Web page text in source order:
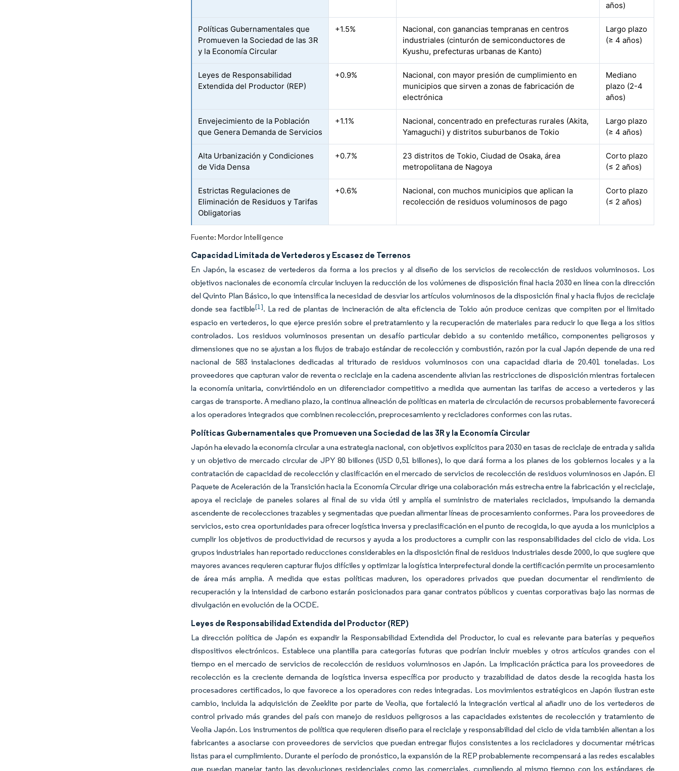
años)
Políticas Gubernamentales que
Promueven la Sociedad de las 3R
y la Economía Circular
+1.5%
Nacional, con ganancias tempranas en centros
industriales (cinturón de semiconductores de
Kyushu, prefecturas urbanas de Kanto)
Largo plazo
(≥ 4 años)
Leyes de Responsabilidad
Extendida del Productor (REP)
+0.9%
Nacional, con mayor presión de cumplimiento en
municipios que sirven a zonas de fabricación de
electrónica
Mediano
plazo (2-4
años)
Envejecimiento de la Población
que Genera Demanda de Servicios
+1.1%
Nacional, concentrado en prefecturas rurales (Akita,
Yamaguchi) y distritos suburbanos de Tokio
Largo plazo
(≥ 4 años)
Alta Urbanización y Condiciones
de Vida Densa
+0.7%
23 distritos de Tokio, Ciudad de Osaka, área
metropolitana de Nagoya
Corto plazo
(≤ 2 años)
Estrictas Regulaciones de
Eliminación de Residuos y Tarifas
Obligatorias
+0.6%
Nacional, con muchos municipios que aplican la
recolección de residuos voluminosos de pago
Corto plazo
(≤ 2 años)
Fuente: Mordor Intelligence
Capacidad Limitada de Vertederos y Escasez de Terrenos
En Japón, la escasez de vertederos da forma a los precios y al diseño de los servicios de recolección de residuos voluminosos. Los
objetivos nacionales de economía circular incluyen la reducción de los volúmenes de disposición final hacia 2030 en línea con la dirección
del Quinto Plan Básico, lo que intensifica la necesidad de desviar los artículos voluminosos de la disposición final y hacia flujos de reciclaje
donde sea factible[1]. La red de plantas de incineración de alta eficiencia de Tokio aún produce cenizas que compiten por el limitado
espacio en vertederos, lo que ejerce presión sobre el pretratamiento y la recuperación de materiales para reducir lo que llega a los sitios
controlados. Los residuos voluminosos presentan un desafío particular debido a su contenido metálico, componentes peligrosos y
dimensiones que no se ajustan a los flujos de trabajo estándar de recolección y combustión, razón por la cual Japón depende de una red
nacional de 583 instalaciones dedicadas al triturado de residuos voluminosos con una capacidad diaria de 20.401 toneladas. Los
proveedores que capturan valor de reventa o reciclaje en la cadena ascendente alivian las restricciones de disposición mientras fortalecen
la economía unitaria, convirtiéndolo en un diferenciador competitivo a medida que aumentan las tarifas de acceso a vertederos y las
cargas de transporte. A mediano plazo, la continua alineación de políticas en materia de circulación de recursos probablemente favorecerá
a los operadores integrados que combinen recolección, preprocesamiento y recicladores conformes con las rutas.
Políticas Gubernamentales que Promueven una Sociedad de las 3R y la Economía Circular
Japón ha elevado la economía circular a una estrategia nacional, con objetivos explícitos para 2030 en tasas de reciclaje de entrada y salida
y un objetivo de mercado circular de JPY 80 billones (USD 0,51 billones), lo que dará forma a los planes de los gobiernos locales y a la
contratación de capacidad de recolección y clasificación en el mercado de servicios de recolección de residuos voluminosos en Japón. El
Paquete de Aceleración de la Transición hacia la Economía Circular dirige una colaboración más estrecha entre la fabricación y el reciclaje,
apoya el reciclaje de paneles solares al final de su vida útil y amplía el suministro de materiales reciclados, impulsando la demanda
ascendente de recolecciones trazables y segmentadas que puedan alimentar líneas de procesamiento conformes. Para los proveedores de
servicios, esto crea oportunidades para ofrecer logística inversa y preclasificación en el punto de recogida, lo que ayuda a los municipios a
cumplir los objetivos de productividad de recursos y ayuda a los productores a cumplir con las responsabilidades del ciclo de vida. Los
grupos industriales han reportado reducciones considerables en la disposición final de residuos industriales desde 2000, lo que sugiere que
mayores avances requieren capturar flujos difíciles y optimizar la logística interprefectural donde la certificación permite un procesamiento
de área más amplia. A medida que estas políticas maduren, los operadores privados que puedan documentar el rendimiento de
recuperación y la intensidad de carbono estarán posicionados para ganar contratos públicos y cuentas corporativas bajo las normas de
divulgación en evolución de la OCDE.
Leyes de Responsabilidad Extendida del Productor (REP)
La dirección política de Japón es expandir la Responsabilidad Extendida del Productor, lo cual es relevante para baterías y pequeños
dispositivos electrónicos. Establece una plantilla para categorías futuras que podrían incluir muebles y otros artículos grandes con el
tiempo en el mercado de servicios de recolección de residuos voluminosos en Japón. La implicación práctica para los proveedores de
recolección es la creciente demanda de logística inversa específica por producto y trazabilidad de datos desde la recogida hasta los
procesadores certificados, lo que favorece a los operadores con redes integradas. Los movimientos estratégicos en Japón ilustran este
cambio, incluida la adquisición de Zeeklite por parte de Veolia, que fortaleció la integración vertical al añadir uno de los vertederos de
control privado más grandes del país con manejo de residuos peligrosos a las capacidades existentes de recolección y tratamiento de
Veolia Japón. Los instrumentos de política que requieren diseño para el reciclaje y responsabilidad del ciclo de vida también alientan a los
fabricantes a asociarse con proveedores de servicios que puedan entregar flujos consistentes a los recicladores y documentar métricas
listas para el cumplimiento. Durante el período de pronóstico, la expansión de la REP probablemente recompensará a las redes escalables
que puedan manejar tanto las devoluciones residenciales como las comerciales, cumpliendo al mismo tiempo con los estándares de